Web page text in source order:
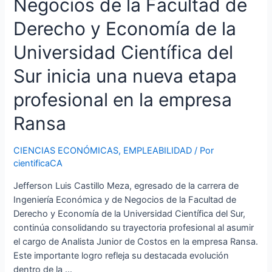
Negocios de la Facultad de
Derecho y Economía de la
Universidad Científica del
Sur inicia una nueva etapa
profesional en la empresa
Ransa
CIENCIAS ECONÓMICAS, EMPLEABILIDAD / Por
cientificaCA
Jefferson Luis Castillo Meza, egresado de la carrera de
Ingeniería Económica y de Negocios de la Facultad de
Derecho y Economía de la Universidad Científica del Sur,
continúa consolidando su trayectoria profesional al asumir
el cargo de Analista Junior de Costos en la empresa Ransa.
Este importante logro refleja su destacada evolución
dentro de la …
profesional
en
empresa
Ransa